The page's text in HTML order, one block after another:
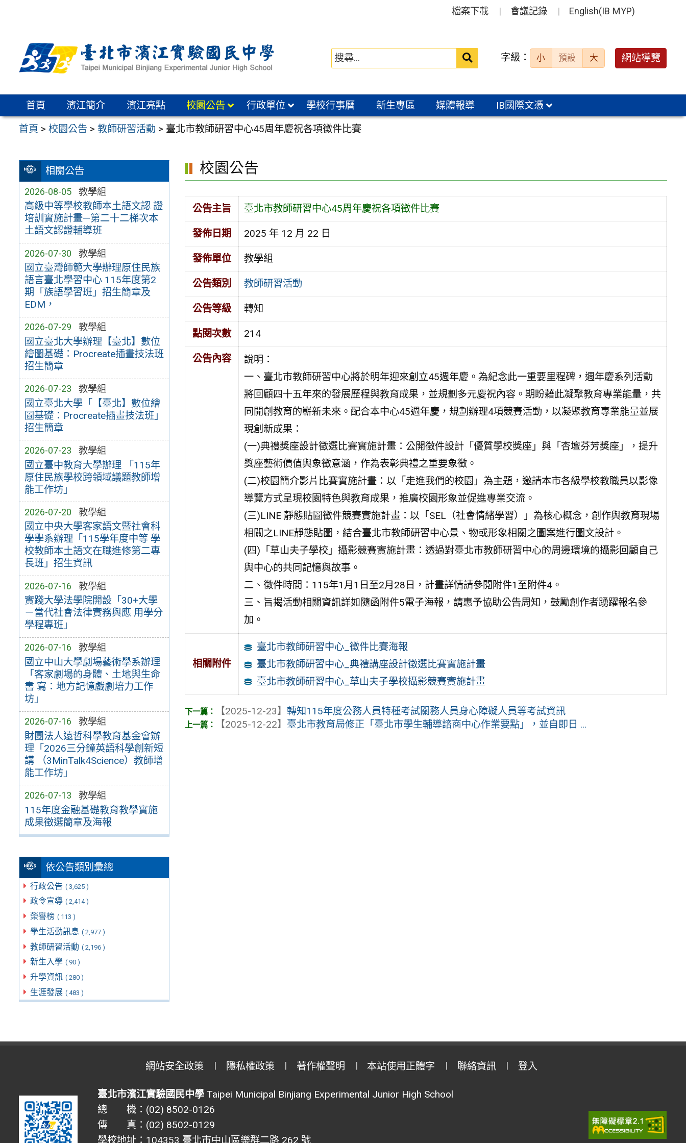
區
檔案下載 會議記錄 English(IB MYP)
送出 字級： 小 預設 大 網站導覽
首頁 濱江簡介 濱江亮點 校園公告 行政單位 學校行事曆 新生專區 媒體報導 IB國際文憑
首頁 >校園公告 >教師研習活動 > 臺北市教師研習中心45周年慶祝各項徵件比賽
相關公告
2026-08-05 教學組
高級中等學校教師本土語文認 證
培訓實施計畫—第二十二梯次本
土語文認證輔導班
2026-07-30 教學組
國立臺灣師範大學辦理原住民族
語言臺北學習中心 115年度第2
期「族語學習班」招生簡章及
EDM，
2026-07-29 教學組
國立臺北大學辦理【臺北】數位
繪圖基礎：Procreate插畫技法班
招生簡章
2026-07-23 教學組
國立臺北大學「【臺北】數位繪
圖基礎：Procreate插畫技法班」
招生簡章
2026-07-23 教學組
國立臺中教育大學辦理 「115年
原住民族學校跨領域議題教師增
能工作坊」
2026-07-20 教學組
國立中央大學客家語文暨社會科
學學系辦理「115學年度中等 學
校教師本土語文在職進修第二專
長班」招生資訊
2026-07-16 教學組
實踐大學法學院開設「30+大學
－當代社會法律實務與應 用學分
學程專班」
2026-07-16 教學組
國立中山大學劇場藝術學系辦理
「客家劇場的身體、土地與生命
書 寫：地方記憶戲劇培力工作
坊」
2026-07-16 教學組
財團法人遠哲科學教育基金會辦
理「2026三分鐘英語科學創新短
講 （3MinTalk4Science）教師增
能工作坊」
2026-07-13 教學組
115年度金融基礎教育教學實施
成果徵選簡章及海報
依公告類別彙總
行政公告 ( 3,625 )
政令宣導 ( 2,414 )
榮譽榜 ( 113 )
學生活動訊息 ( 2,977 )
教師研習活動 ( 2,196 )
新生入學 ( 90 )
升學資訊 ( 280 )
生涯發展 ( 483 )
校園公告
公告主旨 臺北市教師研習中心45周年慶祝各項徵件比賽
發佈日期 2025 年 12 月 22 日
發佈單位 教學組
公告類別 教師研習活動
公告等級 轉知
點閱次數 214
公告內容
說明：
一、臺北市教師研習中心將於明年迎來創立45週年慶。為紀念此一重要里程碑，週年慶系列活動
將回顧四十五年來的發展歷程與教育成果，並規劃多元慶祝內容。期盼藉此凝聚教育專業能量，共
同開創教育的嶄新未來。配合本中心45週年慶，規劃辦理4項競賽活動，以凝聚教育專業能量並展
現創新成果：
(一)典禮獎座設計徵選比賽實施計畫：公開徵件設計「優質學校獎座」與「杏壇芬芳獎座」，提升
獎座藝術價值與象徵意涵，作為表彰典禮之重要象徵。
(二)校園簡介影片比賽實施計畫：以「走進我們的校園」為主題，邀請本市各級學校教職員以影像
導覽方式呈現校園特色與教育成果，推廣校園形象並促進專業交流。
(三)LINE 靜態貼圖徵件競賽實施計畫：以「SEL（社會情緒學習）」為核心概念，創作與教育現場
相關之LINE靜態貼圖，結合臺北市教師研習中心景、物或形象相關之圖案進行圖文設計。
(四)「草山夫子學校」攝影競賽實施計畫：透過對臺北市教師研習中心的周邊環境的攝影回顧自己
與中心的共同記憶與故事。
二、徵件時間：115年1月1日至2月28日，計畫詳情請參閱附件1至附件4。
三、旨揭活動相關資訊詳如隨函附件5電子海報，請惠予協助公告周知，鼓勵創作者踴躍報名參
加。
相關附件
臺北市教師研習中心_徵件比賽海報
臺北市教師研習中心_典禮講座設計徵選比賽實施計畫
臺北市教師研習中心_草山夫子學校攝影競賽實施計畫
【2025-12-23】轉知115年度公務人員特種考試關務人員身心障礙人員等考試資訊
【2025-12-22】 臺北市教育局修正「臺北市學生輔導諮商中心作業要點」，並自即日 ...
網站安全政策 隱私權政策 著作權聲明 本站使用正體字 聯絡資訊 登入
臺北市濱江實驗國民中學Taipei Municipal Binjiang Experimental Junior High School
總 機：(02) 8502-0126
傳 真：(02) 8502-0129
學校地址：104353 臺北市中山區樂群二路 262 號